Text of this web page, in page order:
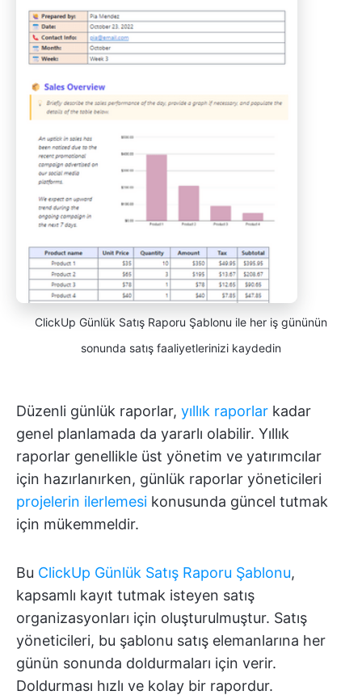
ClickUp Günlük Satış Raporu Şablonu ile her iş gününün
sonunda satış faaliyetlerinizi kaydedin
Düzenli günlük raporlar, yıllık raporlar kadar
genel planlamada da yararlı olabilir. Yıllık
raporlar genellikle üst yönetim ve yatırımcılar
için hazırlanırken, günlük raporlar yöneticileri
projelerin ilerlemesi konusunda güncel tutmak
için mükemmeldir.
Bu ClickUp Günlük Satış Raporu Şablonu,
kapsamlı kayıt tutmak isteyen satış
organizasyonları için oluşturulmuştur. Satış
yöneticileri, bu şablonu satış elemanlarına her
günün sonunda doldurmaları için verir.
Doldurması hızlı ve kolay bir rapordur.